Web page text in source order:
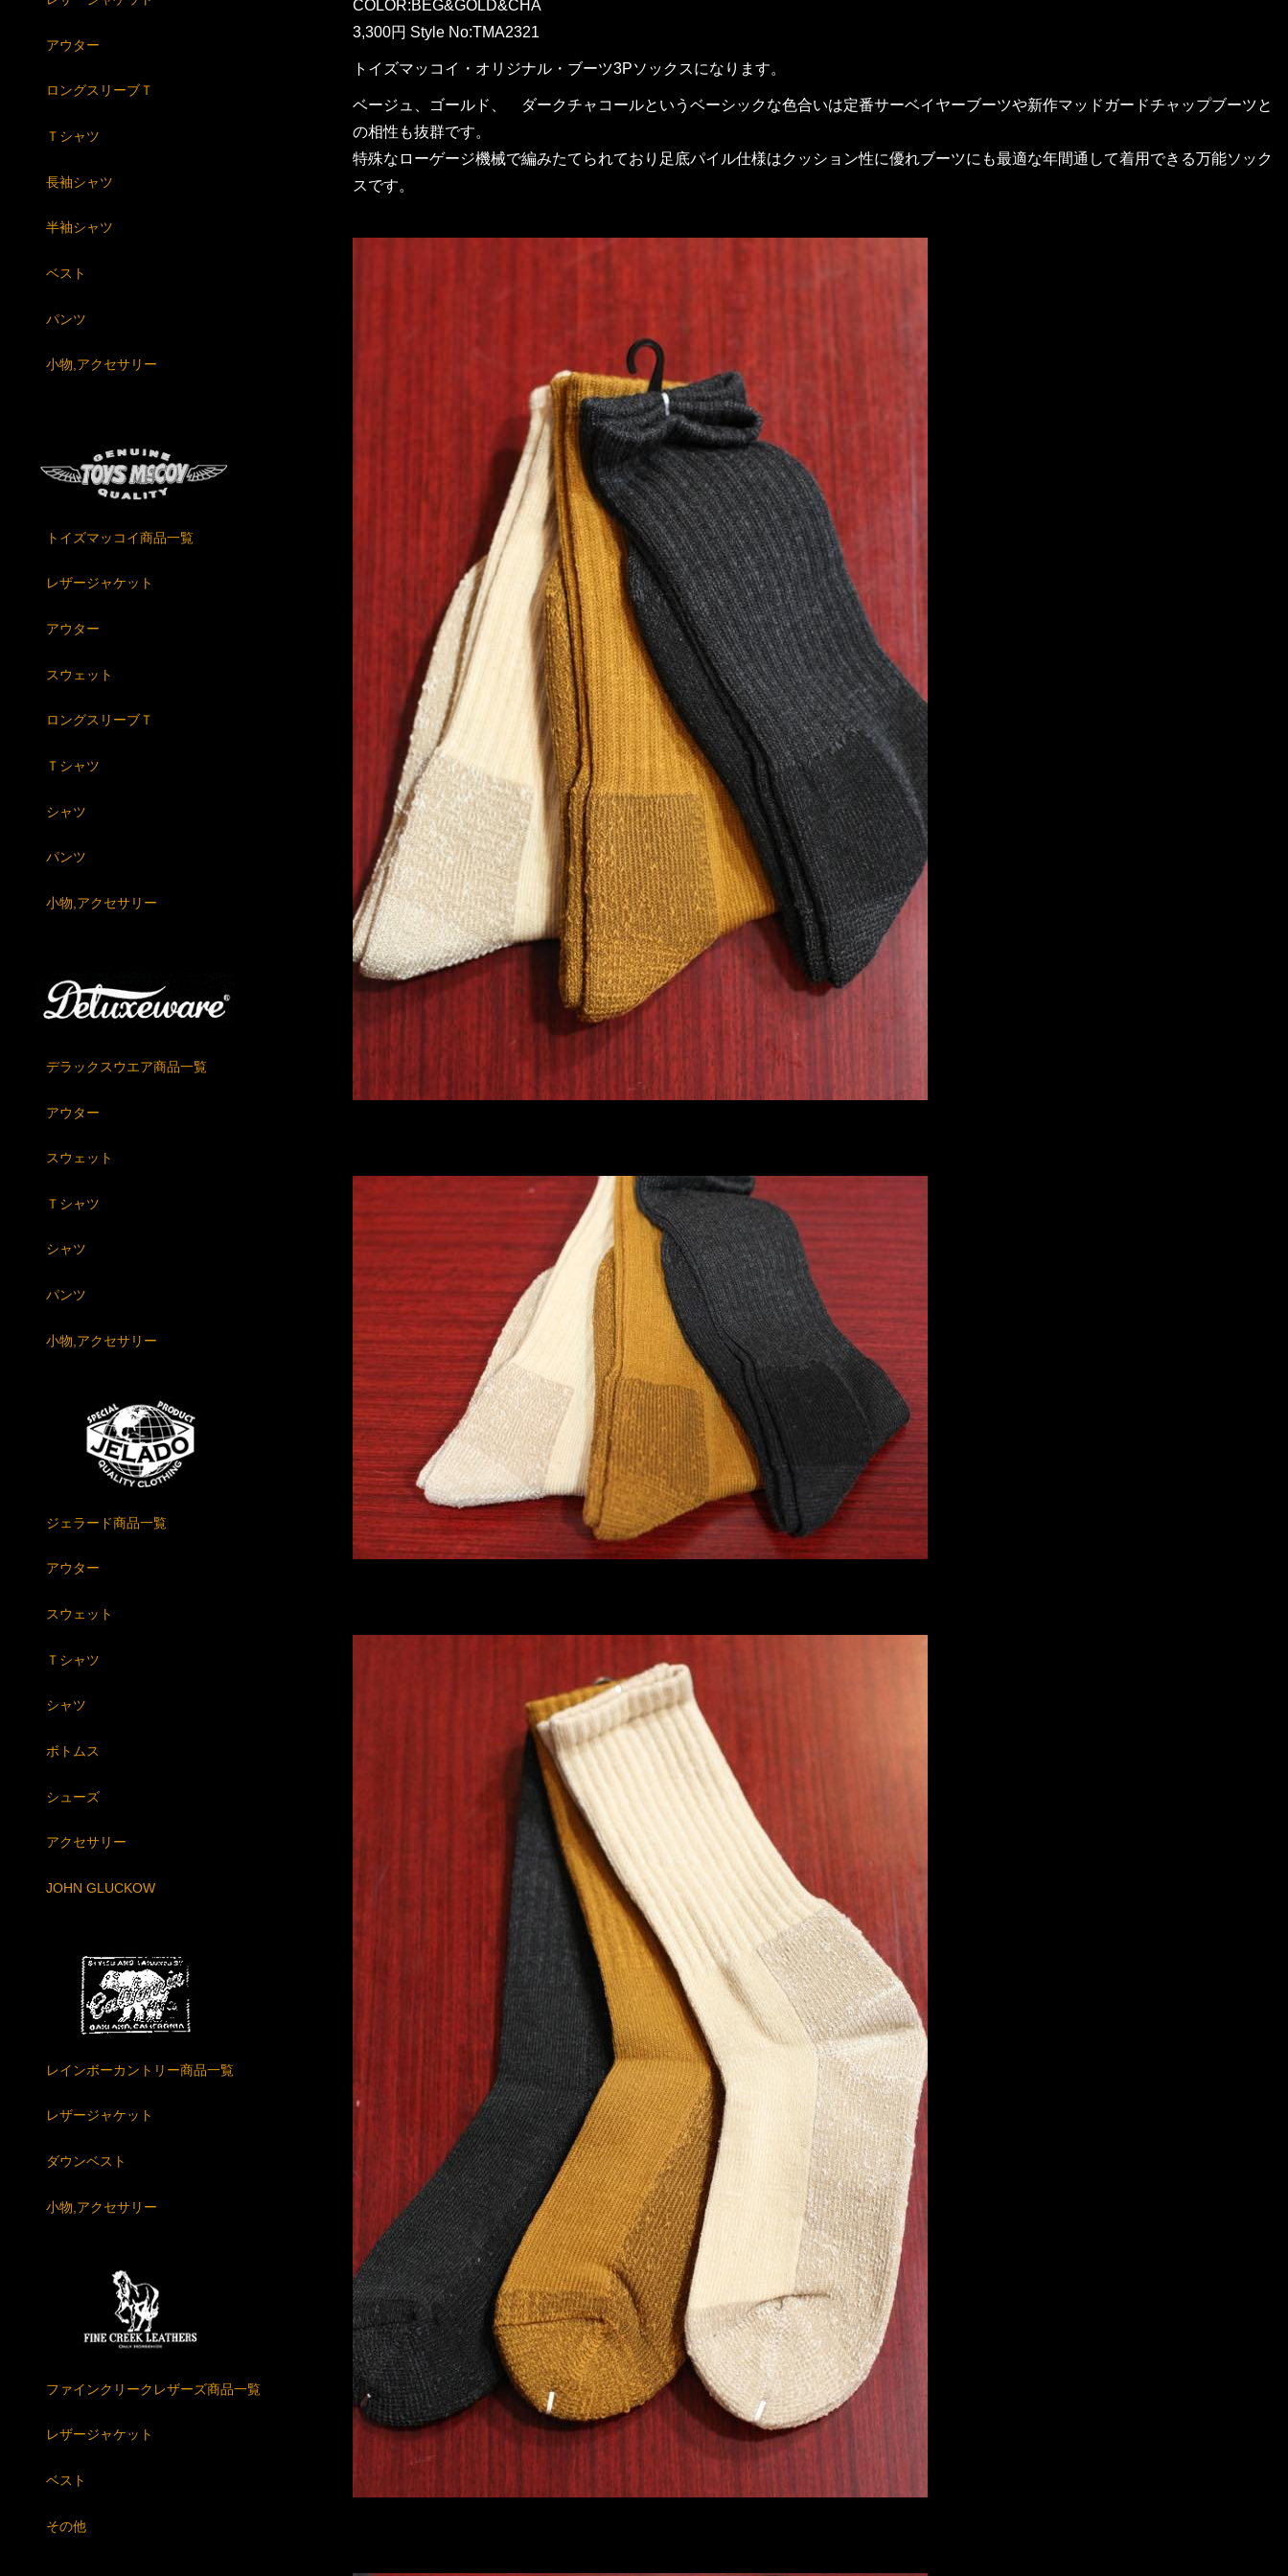
COLOR:BEG&GOLD&CHA
3,300円 Style No:TMA2321
トイズマッコイ・オリジナル・ブーツ3Pソックスになります。
ベージュ、ゴールド、 ダークチャコールというベーシックな色合いは定番サーベイヤーブーツや新作マッドガードチャップブーツと
の相性も抜群です。
特殊なローゲージ機械で編みたてられており足底パイル仕様はクッション性に優れブーツにも最適な年間通して着用できる万能ソック
スです。
アウター
ロングスリーブＴ
Ｔシャツ
長袖シャツ
半袖シャツ
ベスト
パンツ
小物,アクセサリー
トイズマッコイ商品一覧
レザージャケット
アウター
スウェット
ロングスリーブＴ
Ｔシャツ
シャツ
パンツ
小物,アクセサリー
デラックスウエア商品一覧
アウター
スウェット
Ｔシャツ
シャツ
パンツ
小物,アクセサリー
ジェラード商品一覧
アウター
スウェット
Ｔシャツ
シャツ
ボトムス
シューズ
アクセサリー
JOHN GLUCKOW
レインボーカントリー商品一覧
レザージャケット
ダウンベスト
小物,アクセサリー
ファインクリークレザーズ商品一覧
レザージャケット
ベスト
その他